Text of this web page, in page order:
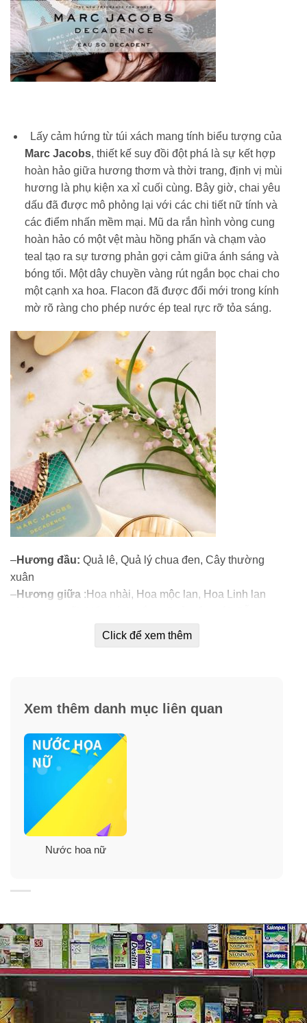
Lấy cảm hứng từ túi xách mang tính biểu tượng của
Marc Jacobs, thiết kế suy đồi đột phá là sự kết hợp
hoàn hảo giữa hương thơm và thời trang, định vị mùi
hương là phụ kiện xa xỉ cuối cùng. Bây giờ, chai yêu
dấu đã được mô phỏng lại với các chi tiết nữ tính và
các điểm nhấn mềm mại. Mũ da rắn hình vòng cung
hoàn hảo có một vệt màu hồng phấn và chạm vào
teal tạo ra sự tương phản gợi cảm giữa ánh sáng và
bóng tối. Một dây chuyền vàng rút ngắn bọc chai cho
một cạnh xa hoa. Flacon đã được đổi mới trong kính
mờ rõ ràng cho phép nước ép teal rực rỡ tỏa sáng.
–Hương đầu: Quả lê, Quả lý chua đen, Cây thường
xuân
–Hương giữa :Hoa nhài, Hoa mộc lan, Hoa Linh lan
Click để xem thêm
Xem thêm danh mục liên quan
Nước hoa nữ